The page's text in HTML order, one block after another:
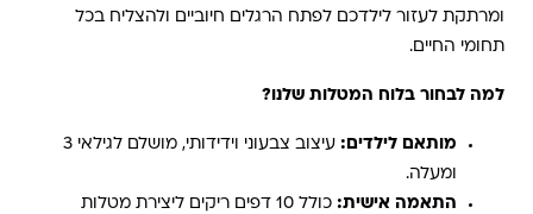
ומרתקת לעזור לילדכם לפתח הרגלים חיוביים ולהצליח בכל
תחומי החיים.
למה לבחור בלוח המטלות שלנו?
מותאם לילדים:
עיצוב צבעוני וידידותי, מושלם לגילאי 3
ומעלה.
התאמה אישית:
כולל 10 דפים ריקים ליצירת מטלות